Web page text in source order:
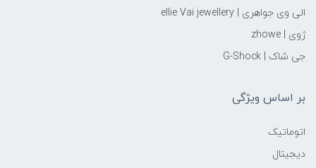
الی وی جواهری | ellie Vai‌ jewellery
ژوی | zhowe
جی شاک | G-Shock
بر اساس ویژگی
اتوماتیک
دیجیتال